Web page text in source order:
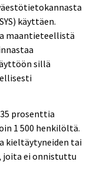
käyttäen.
maantieteellistä
sillä
prosenttia
1 500 henkilöltä.
kieltäytyneiden tai
joita ei onnistuttu